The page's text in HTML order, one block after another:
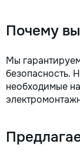
Почему
Мы
безопасность.
необходимые